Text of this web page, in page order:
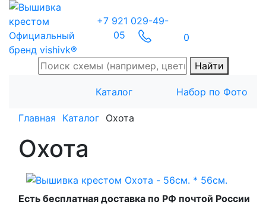
Официальный
бренд vishivk®
+7 921 029-49-
05
0
Найти
Каталог Набор по Фото
Главная Каталог Охота
Охота
Есть бесплатная доставка по РФ почтой России